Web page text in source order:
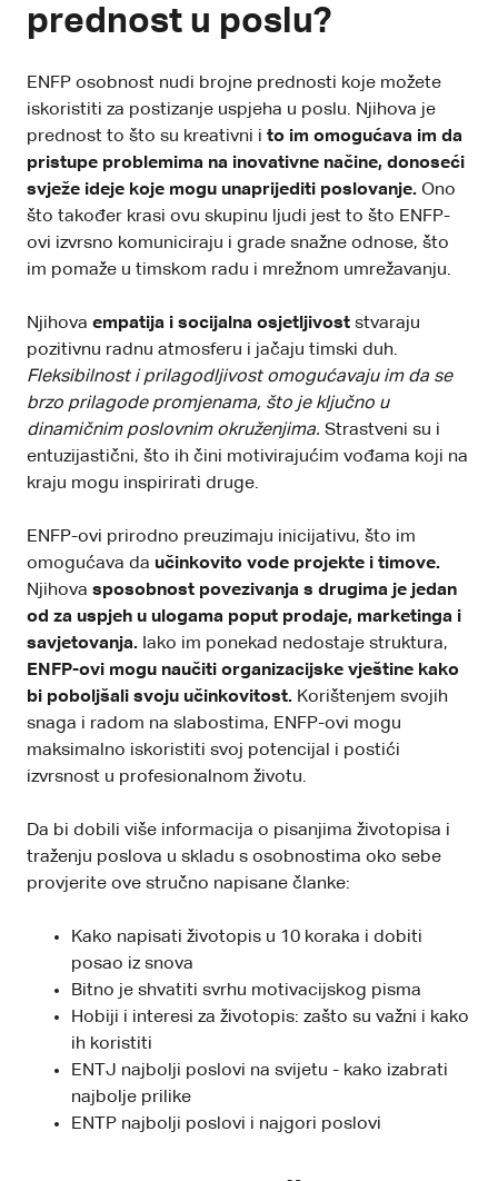
prednost u poslu?
ENFP osobnost nudi brojne prednosti koje možete
iskoristiti za postizanje uspjeha u poslu. Njihova je
prednost to što su kreativni i to im omogućava im da
pristupe problemima na inovativne načine, donoseći
svježe ideje koje mogu unaprijediti poslovanje. Ono
što također krasi ovu skupinu ljudi jest to što ENFP-
ovi izvrsno komuniciraju i grade snažne odnose, što
im pomaže u timskom radu i mrežnom umrežavanju.
Njihova empatija i socijalna osjetljivost stvaraju
pozitivnu radnu atmosferu i jačaju timski duh.
Fleksibilnost i prilagodljivost omogućavaju im da se
brzo prilagode promjenama, što je ključno u
dinamičnim poslovnim okruženjima. Strastveni su i
entuzijastični, što ih čini motivirajućim vođama koji na
kraju mogu inspirirati druge.
ENFP-ovi prirodno preuzimaju inicijativu, što im
omogućava da učinkovito vode projekte i timove.
Njihova sposobnost povezivanja s drugima je jedan
od za uspjeh u ulogama poput prodaje, marketinga i
savjetovanja. Iako im ponekad nedostaje struktura,
ENFP-ovi mogu naučiti organizacijske vještine kako
bi poboljšali svoju učinkovitost. Korištenjem svojih
snaga i radom na slabostima, ENFP-ovi mogu
maksimalno iskoristiti svoj potencijal i postići
izvrsnost u profesionalnom životu.
Da bi dobili više informacija o pisanjima životopisa i
traženju poslova u skladu s osobnostima oko sebe
provjerite ove stručno napisane članke:
Kako napisati životopis u 10 koraka i dobiti
posao iz snova
Bitno je shvatiti svrhu motivacijskog pisma
Hobiji i interesi za životopis: zašto su važni i kako
ih koristiti
ENTJ najbolji poslovi na svijetu - kako izabrati
najbolje prilike
ENTP najbolji poslovi i najgori poslovi